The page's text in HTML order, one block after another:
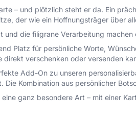
– und plötzlich steht er da. Ein
der wie ein Hoffnungsträger über
und die filigrane Verarbeitung
Platz für persönliche Worte,
direkt verschenken oder versenden
Add-On zu unseren
Die Kombination aus persönlicher
ganz besondere Art – mit einer